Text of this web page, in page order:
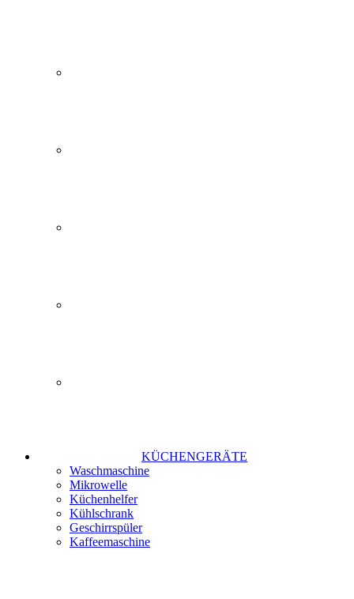
KÜCHENGERÄTE
Waschmaschine
Mikrowelle
Küchenhelfer
Kühlschrank
Geschirrspüler
Kaffeemaschine